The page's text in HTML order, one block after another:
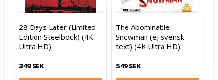
28 Days Later (Limited
Edition Steelbook) (4K
Ultra HD)
349 SEK
The Abominable
Snowman (ej svensk
text) (4K Ultra HD)
549 SEK